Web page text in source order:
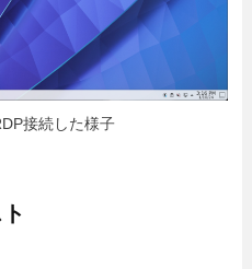
接続した様子